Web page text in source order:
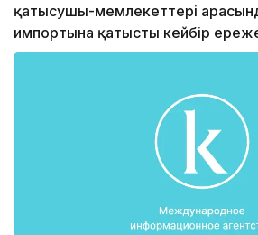
қатысушы-мемлекеттері
импортына қатысты кейбір